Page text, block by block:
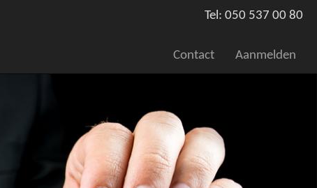
Tel: 050 537 00 80
Contact Aanmelden